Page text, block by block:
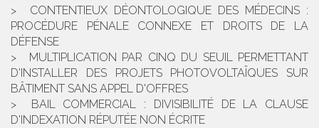
CONTENTIEUX DÉONTOLOGIQUE DES MÉDECINS :
PROCÉDURE PÉNALE CONNEXE ET DROITS DE LA
DÉFENSE
MULTIPLICATION PAR CINQ DU SEUIL PERMETTANT
D'INSTALLER DES PROJETS PHOTOVOLTAÏQUES SUR
BÂTIMENT SANS APPEL D'OFFRES
BAIL COMMERCIAL : DIVISIBILITÉ DE LA CLAUSE
D'INDEXATION RÉPUTÉE NON ÉCRITE